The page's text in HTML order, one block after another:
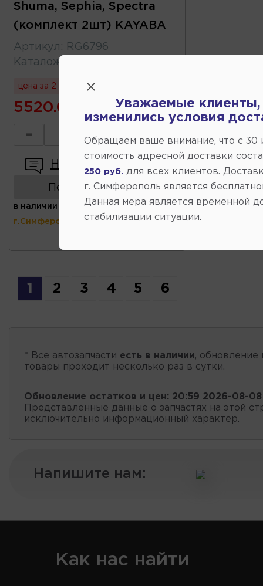
Shuma, Sephia, Spectra
(комплект 2шт) KAYABA
Артикул :
RG6796
Каталожный
цена за 2 шт
5520.00
- +
Написать отзыв
Показать аналоги
в наличии (ул.Коммунальная 43,
г.Симферополь)
1 2 3 4 5 6
* Все автозапчасти есть в наличии, обновление
товары проходит несколько раз в сутки.
Обновление остатков и цен: 20:59 2026-08-08
Представленные данные о запчастях на этой
исключительно информационный характер.
Напишите нам:
Как нас найти
Уважаемые клиенты,
изменились условия
Обращаем ваше внимание, что c 30
стоимость адресной доставки
250 руб. для всех клиентов.
г. Симферополь является
Данная мера является временной
стабилизации ситуации.